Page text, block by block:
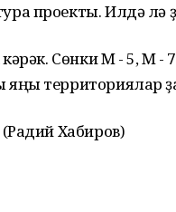
проекты. Илдә лә
кәрәк. Сөнки М - 5, М
яңы территориялар
Хабиров)